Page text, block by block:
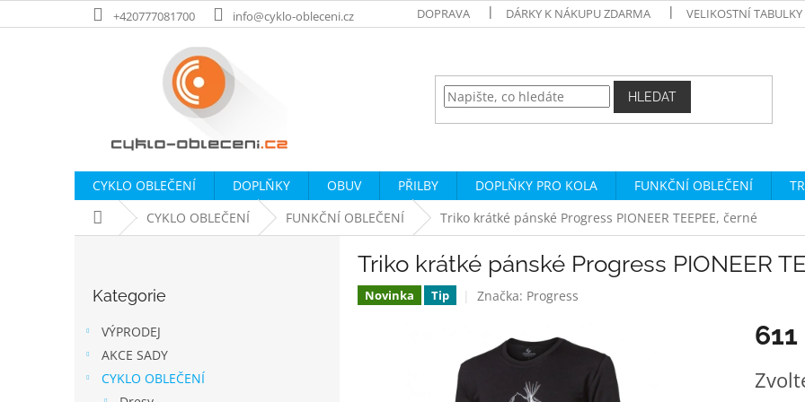
na
+420777081700 info@cyklo-obleceni.cz DOPRAVA DÁRKY K NÁKUPU ZDARMA VELIKOSTNÍ TABULKY
HLEDAT
CYKLO OBLEČENÍ DOPLŇKY OBUV PŘILBY DOPLŇKY PRO KOLA FUNKČNÍ OBLEČENÍ
Domů CYKLO OBLEČENÍ FUNKČNÍ OBLEČENÍ Triko krátké pánské Progress PIONEER TEEPEE, černé
kategorie
Kategorie
VÝPRODEJ
AKCE SADY
CYKLO OBLEČENÍ
Triko krátké pánské Progress PIONEER
Novinka Tip Značka: Progress
611
cena: